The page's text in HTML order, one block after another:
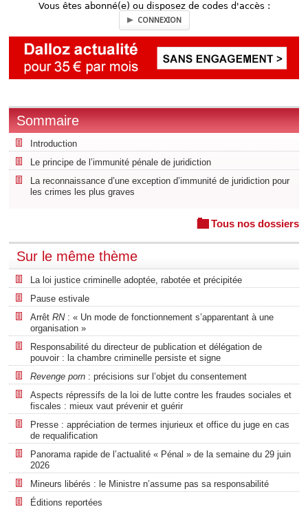
Vous êtes abonné(e) ou disposez de codes d'accès :
CONNEXION
Sommaire
Introduction
Le principe de l’immunité pénale de juridiction
La reconnaissance d’une exception d’immunité de juridiction pour
les crimes les plus graves
Tous nos dossiers
Sur le même thème
La loi justice criminelle adoptée, rabotée et précipitée
Pause estivale
Arrêt RN: « Un mode de fonctionnement s’apparentant à une
organisation »
Responsabilité du directeur de publication et délégation de
pouvoir : la chambre criminelle persiste et signe
Revenge porn : précisions sur l’objet du consentement
Aspects répressifs de la loi de lutte contre les fraudes sociales et
fiscales : mieux vaut prévenir et guérir
Presse : appréciation de termes injurieux et office du juge en cas
de requalification
Panorama rapide de l’actualité « Pénal » de la semaine du 29 juin
2026
Mineurs libérés : le Ministre n’assume pas sa responsabilité
Éditions reportées